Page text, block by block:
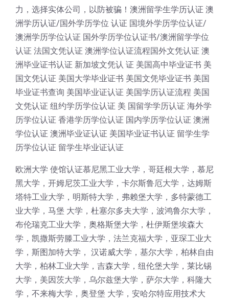
力，选择实体公司，以防被骗！澳洲留学生学历认证 澳
洲学历认证/国外学历学位 认证 国境外学历学位认证/
澳洲学历学位认证 国外学历学位认证书/澳洲留学学位
认证 法国文凭认证 澳洲学位认证流程国外文凭认证 澳
洲毕业证书认证 新加坡文凭认 证 美国高中毕业证书 美
国文凭认证 美国大学毕业证书 美国文凭毕业证书 美国
毕业证书查询 美国毕业证认证 美国学历认证流程 美国
文凭认证 纽约学历学位认证 美 国留学学历认证 海外学
历学位认证 香港学历学位认证 国内学历学位认证 澳洲
学位认证 澳洲毕业证认证 美国毕业证书认证 留学生学
历学位认证 留学生毕业证认证
欧洲大学 使馆认证慕尼黑工业大学，哥廷根大学，慕尼
黑大学，开姆尼茨工业大学，卡尔斯鲁厄大学，达姆斯
塔特工业大学，明斯特大学，弗赖堡大学，多特蒙德工
业大学，马堡 大学，杜塞尔多夫大学，波鸿鲁尔大学，
布伦瑞克工业大学，奥格斯堡大学，杜伊斯堡埃森大
学，凯撒斯劳滕工业大学，法兰克福大学，亚琛工业大
学，斯图加特大学， 汉诺威大学，基尔大学，柏林自由
大学，柏林工业大学，吉森大学，纽伦堡大学，莱比锡
大学，美因茨大学，乌尔兹堡大学，萨尔大学，科隆大
学，不来梅大学，奥登堡 大学，安哈尔特应用技术大